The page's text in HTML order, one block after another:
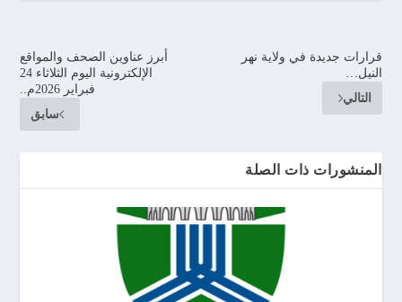
أبرز عناوين الصحف والمواقع
الإلكترونية اليوم الثلاثاء 24
فبراير 2026م..
سابق
قرارات جديدة في ولاية نهر
النيل…
التالي
المنشورات ذات الصلة